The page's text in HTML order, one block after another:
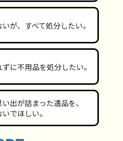
が、すべて処分したい。
に不用品を処分したい。
出が詰まった遺品を、
でほしい。